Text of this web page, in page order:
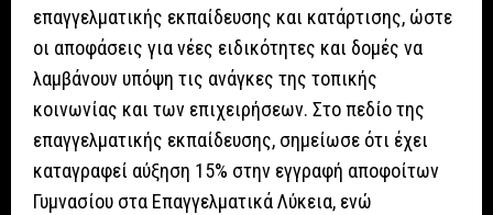
επαγγελματικής εκπαίδευσης και κατάρτισης, ώστε
οι αποφάσεις για νέες ειδικότητες και δομές να
λαμβάνουν υπόψη τις ανάγκες της τοπικής
κοινωνίας και των επιχειρήσεων. Στο πεδίο της
επαγγελματικής εκπαίδευσης, σημείωσε ότι έχει
καταγραφεί αύξηση 15% στην εγγραφή αποφοίτων
Γυμνασίου στα Επαγγελματικά Λύκεια, ενώ